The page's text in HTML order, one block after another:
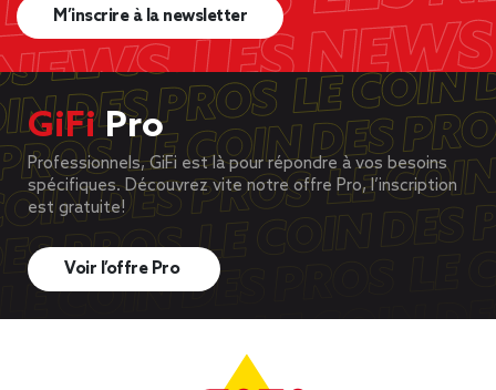
M’inscrire à la newsletter
GiFiPro
Professionnels, GiFi est là pour répondre à vos besoins
spécifiques. Découvrez vite notre offre Pro, l’inscription
est gratuite!
Voir l’offre Pro